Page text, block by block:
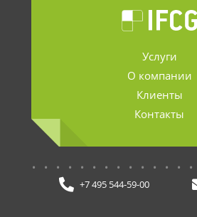
Услуги
О компании
Клиенты
Контакты
+7 495 544-59-00